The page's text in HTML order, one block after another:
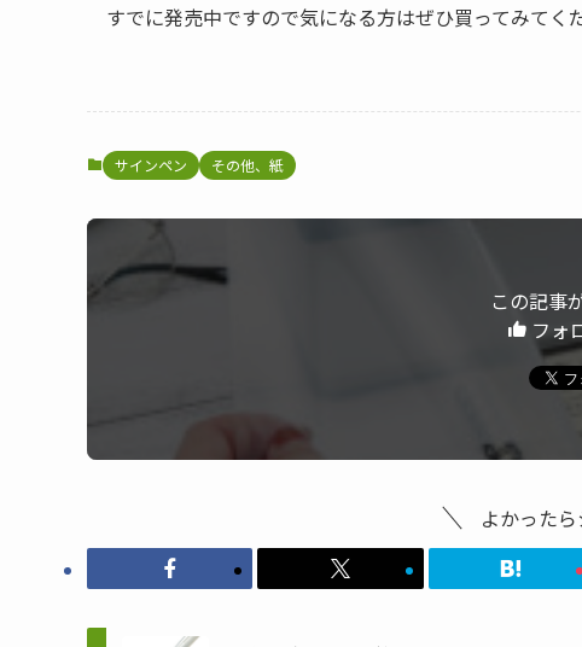
すでに発売中ですので気になる方はぜひ買ってみてく
サインペン その他、紙
この記事
フォ
よかったら